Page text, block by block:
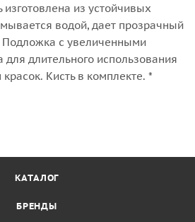
из устойчивых
водой, дает прозрачный
с увеличенными
длительного использования
Кисть в комплекте. *
КАТАЛОГ
БРЕНДЫ